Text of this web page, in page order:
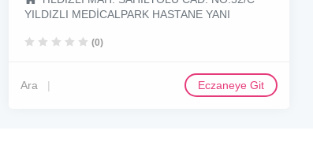
YILDIZLI MEDİCALPARK HASTANE YANI
(0)
Ara Eczaneye Git